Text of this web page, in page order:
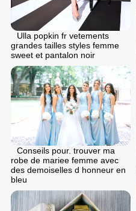
Ulla popkin fr vetements
grandes tailles styles femme
sweet et pantalon noir
Conseils pour. trouver ma
robe de mariee femme avec
des demoiselles d honneur en
bleu